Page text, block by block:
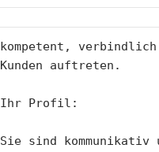
kompetent,
Kunden auftreten.
Ihr Profil:
Sie sind